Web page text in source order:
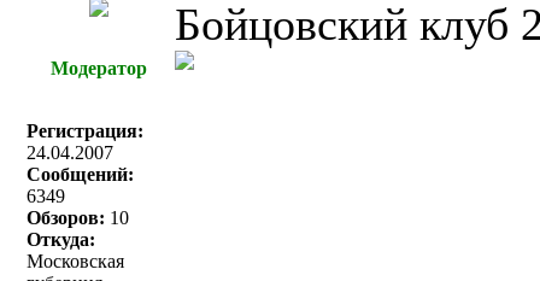
Модератор
Регистрация:
24.04.2007
Сообщений:
6349
Обзоров: 10
Откуда:
Московская
Бойцовский клуб